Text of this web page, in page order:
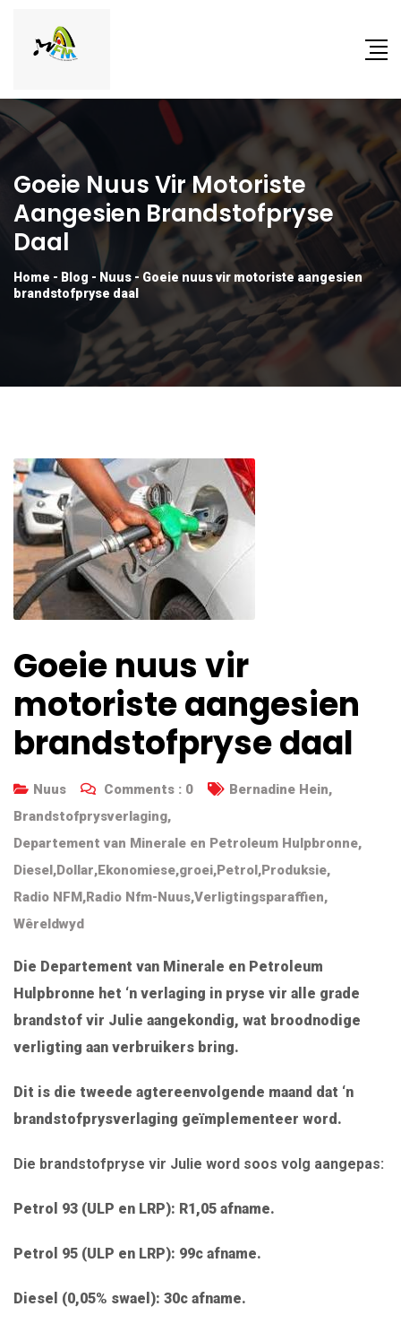
Goeie Nuus Vir Motoriste
Aangesien Brandstofpryse
Daal
Home - Blog - Nuus- Goeie nuus vir motoriste aangesien
brandstofpryse daal
Goeie nuus vir
motoriste aangesien
brandstofpryse daal
Nuus Comments : 0 Bernadine Hein,
Brandstofprysverlaging,
Departement van Minerale en Petroleum Hulpbronne,
Diesel,Dollar,Ekonomiese,groei,Petrol,Produksie,
Radio NFM,Radio Nfm-Nuus,Verligtingsparaffien,
Wêreldwyd
Die Departement van Minerale en Petroleum
Hulpbronne het ‘n verlaging in pryse vir alle grade
brandstof vir Julie aangekondig, wat broodnodige
verligting aan verbruikers bring.
Dit is die tweede agtereenvolgende maand dat ‘n
brandstofprysverlaging geïmplementeer word.
Die brandstofpryse vir Julie word soos volg aangepas:
Petrol 93 (ULP en LRP): R1,05 afname.
Petrol 95 (ULP en LRP): 99c afname.
Diesel (0,05% swael): 30c afname.